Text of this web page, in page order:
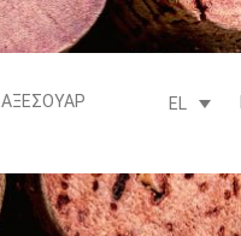
ΑΞΕΣΟΥΆΡ EL